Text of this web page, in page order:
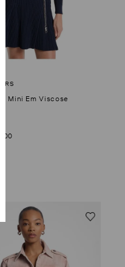
Mini Em Viscose
00